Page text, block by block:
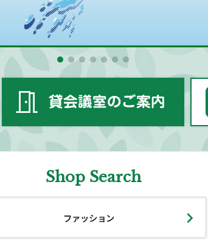
Shop Search
ファッション